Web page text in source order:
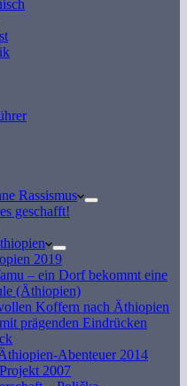
Rassismus
geschafft!
2019
– ein Dorf bekommt eine
(Äthiopien)
Koffern nach Äthiopien
prägenden Eindrücken
Abenteuer 2014
2007